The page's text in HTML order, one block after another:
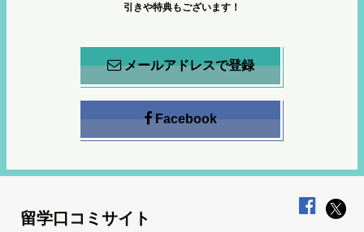
引きや特典もございます！
メールアドレスで登録
Facebook
留学口コミサイト